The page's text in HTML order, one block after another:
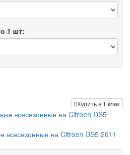
1 шт:
Купить в 1 клик
всесезонные на Citroen DS5 2011